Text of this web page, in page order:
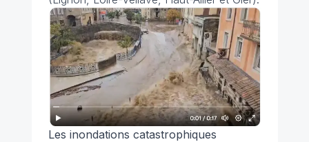
Les inondations catastrophiques